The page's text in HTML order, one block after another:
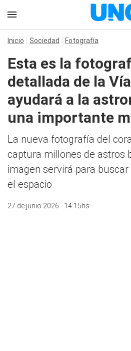
Inicio Sociedad Fotografía
Esta es la
detallada de la
ayudará a la
una importante
La nueva fotografía del
captura millones de astros
imagen servirá para
el espacio
27 de junio 2026 - 14:15hs